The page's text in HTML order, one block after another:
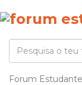
Forum